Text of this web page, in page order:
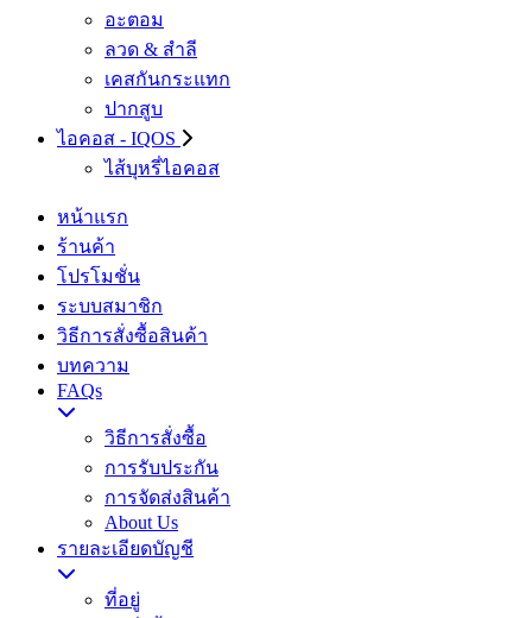
อะตอม
ลวด ​& สำลี
เคสกันกระแทก
ปากสูบ
ไอคอส - IQOS
ไส้บุหรี่ไอคอส
หน้าแรก
ร้านค้า
โปรโมชั่น
ระบบสมาชิก
วิธีการสั่งซื้อสินค้า
บทความ
FAQs
วิธีการสั่งซื้อ
การรับประกัน
การจัดส่งสินค้า
About Us
รายละเอียดบัญชี
ที่อยู่